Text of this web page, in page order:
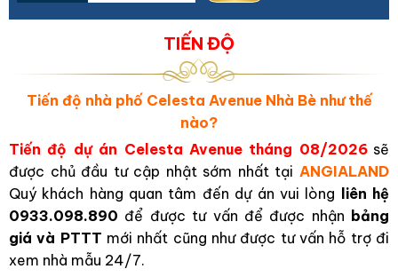
TIẾN ĐỘ
Tiến độ nhà phố Celesta Avenue Nhà Bè như thế
nào?
Tiến độ dự án Celesta Avenue tháng 08/2026 sẽ
được chủ đầu tư cập nhật sớm nhất tại ANGIALAND
Quý khách hàng quan tâm đến dự án vui lòng liên hệ
0933.098.890 để được tư vấn để được nhận bảng
giá và PTTT mới nhất cũng như được tư vấn hỗ trợ đi
xem nhà mẫu 24/7.